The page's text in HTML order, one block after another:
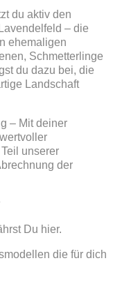
du aktiv den
– die
ehemaligen
Schmetterlinge
du dazu bei, die
Landschaft
– Mit deiner
unserer
der
Du hier.
die für dich